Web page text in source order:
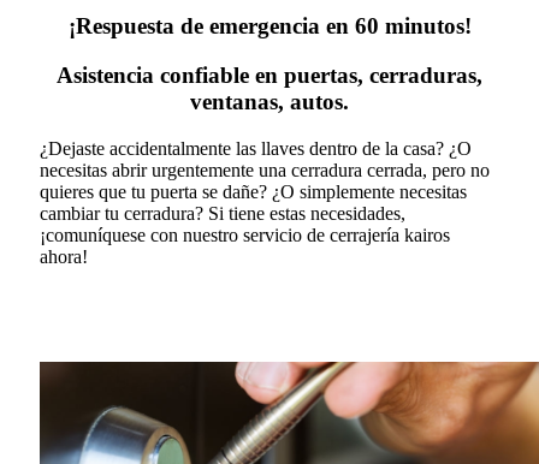
¡Respuesta de emergencia en 60 minutos!
Asistencia confiable en puertas, cerraduras,
ventanas, autos.
¿Dejaste accidentalmente las llaves dentro de la casa? ¿O
necesitas abrir urgentemente una cerradura cerrada, pero no
quieres que tu puerta se dañe? ¿O simplemente necesitas
cambiar tu cerradura? Si tiene estas necesidades,
¡comuníquese con nuestro servicio de cerrajería kairos
ahora!